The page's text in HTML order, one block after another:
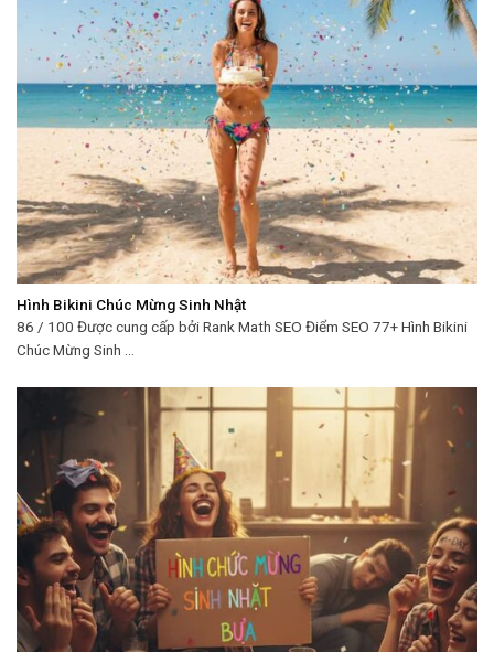
Hình Bikini Chúc Mừng Sinh Nhật
86 / 100 Được cung cấp bởi Rank Math SEO Điểm SEO 77+ Hình Bikini
Chúc Mừng Sinh ...